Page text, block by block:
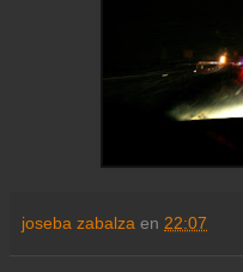
joseba zabalza en 22:07